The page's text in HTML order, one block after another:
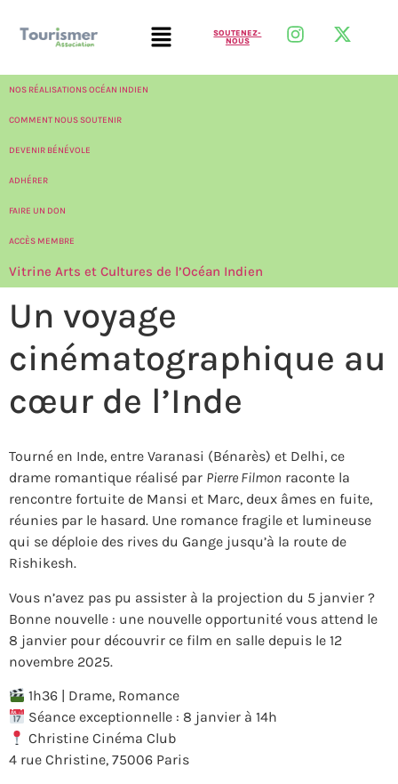
SOUTENEZ-
NOUS
NOS RÉALISATIONS OCÉAN INDIEN
COMMENT NOUS SOUTENIR
DEVENIR BÉNÉVOLE
ADHÉRER
FAIRE UN DON
ACCÈS MEMBRE
Vitrine Arts et Cultures de l’Océan Indien
Un voyage
cinématographique au
cœur de l’Inde
Tourné en Inde, entre Varanasi (Bénarès) et Delhi, ce
drame romantique réalisé par Pierre Filmon raconte la
rencontre fortuite de Mansi et Marc, deux âmes en fuite,
réunies par le hasard. Une romance fragile et lumineuse
qui se déploie des rives du Gange jusqu’à la route de
Rishikesh.
Vous n’avez pas pu assister à la projection du 5 janvier ?
Bonne nouvelle : une nouvelle opportunité vous attend le
8 janvier pour découvrir ce film en salle depuis le 12
novembre 2025.
1h36 | Drame, Romance
Séance exceptionnelle : 8 janvier à 14h
Christine Cinéma Club
4 rue Christine, 75006 Paris